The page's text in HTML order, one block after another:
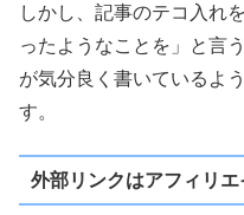
しかし、記事のテコ入れ
ったようなことを」と言
が気分良く書いているよ
す。
外部リンクはアフィリ